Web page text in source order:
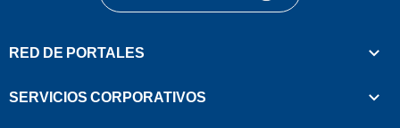
RED DE PORTALES
SERVICIOS CORPORATIVOS